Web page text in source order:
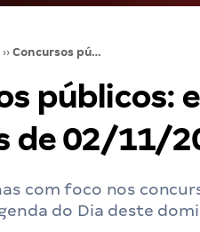
›› Concursos públicos: eventos e aulas gratuitas de 02/11/2025!
públicos:
de 02/11/
com foco nos
do Dia deste